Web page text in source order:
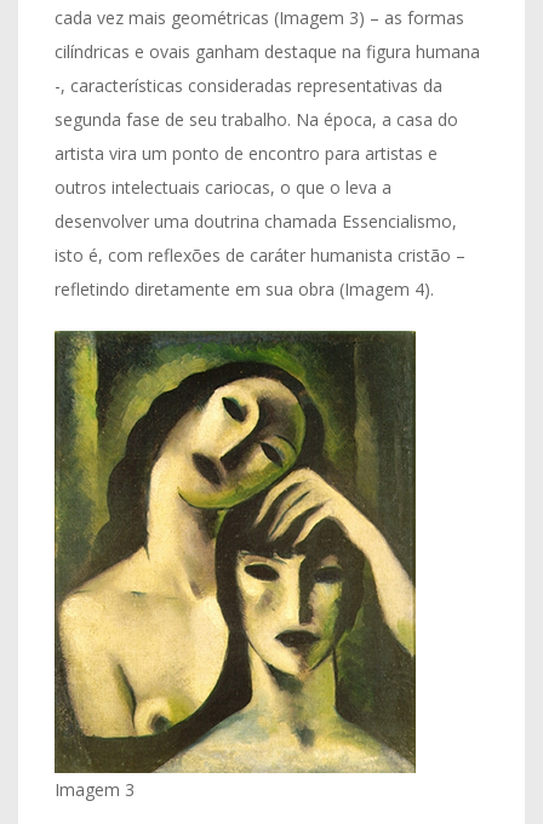
cada vez mais geométricas (Imagem 3) – as formas
cilíndricas e ovais ganham destaque na figura humana
-, características consideradas representativas da
segunda fase de seu trabalho. Na época, a casa do
artista vira um ponto de encontro para artistas e
outros intelectuais cariocas, o que o leva a
desenvolver uma doutrina chamada Essencialismo,
isto é, com reflexões de caráter humanista cristão –
refletindo diretamente em sua obra (Imagem 4).
Imagem 3